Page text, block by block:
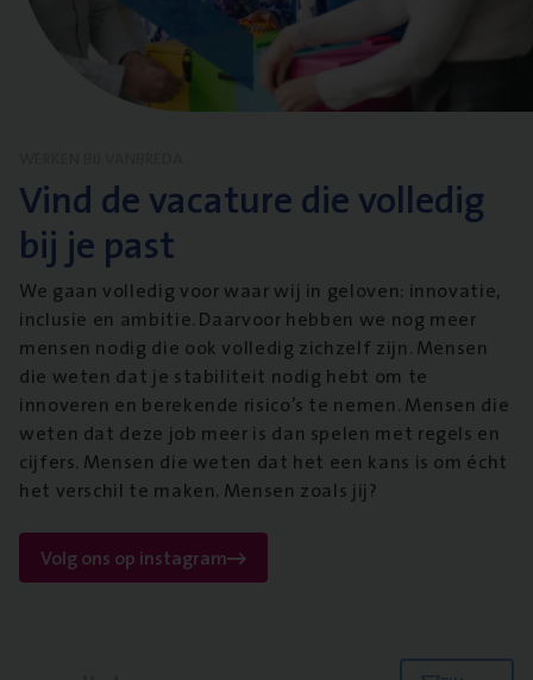
Vind de vacature die volledig
bij je past
We gaan volledig voor waar wij in geloven: innovatie,
inclusie en ambitie. Daarvoor hebben we nog meer
mensen nodig die ook volledig zichzelf zijn. Mensen
die weten dat je stabiliteit nodig hebt om te
innoveren en berekende risico’s te nemen. Mensen die
weten dat deze job meer is dan spelen met regels en
cijfers. Mensen die weten dat het een kans is om écht
het verschil te maken. Mensen zoals jij?
Volg ons op instagram